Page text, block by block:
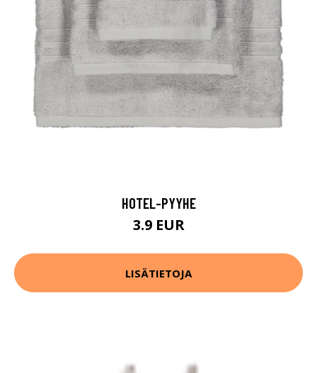
HOTEL-PYYHE
3.9 EUR
LISÄTIETOJA